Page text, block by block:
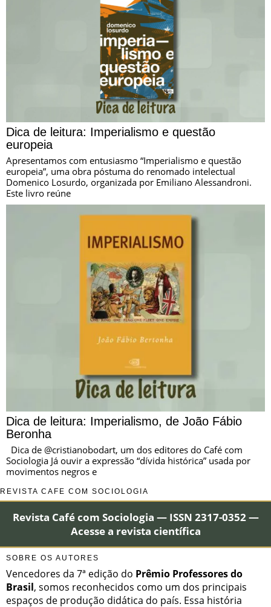
Dica de leitura: Imperialismo e questão
europeia
Apresentamos com entusiasmo “Imperialismo e questão
europeia”, uma obra póstuma do renomado intelectual
Domenico Losurdo, organizada por Emiliano Alessandroni.
Este livro reúne
Dica de leitura: Imperialismo, de João Fábio
Beronha
Dica de @cristianobodart, um dos editores do Café com
Sociologia Já ouvir a expressão “dívida histórica” usada por
movimentos negros e
REVISTA CAFÉ COM SOCIOLOGIA
Revista Café com Sociologia — ISSN 2317-0352 —
Acesse a revista científica
SOBRE OS AUTORES
Vencedores da 7ª edição do Prêmio Professores do
Brasil, somos reconhecidos como um dos principais
espaços de produção didática do país. Essa história